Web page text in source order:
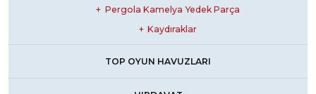
Pergola Kamelya Yedek Parça
Kaydıraklar
TOP OYUN HAVUZLARI